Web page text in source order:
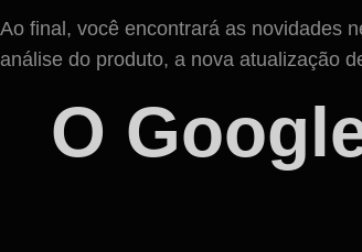
Ao final, você encontrará as novidades
análise do produto, a nova atualização
O